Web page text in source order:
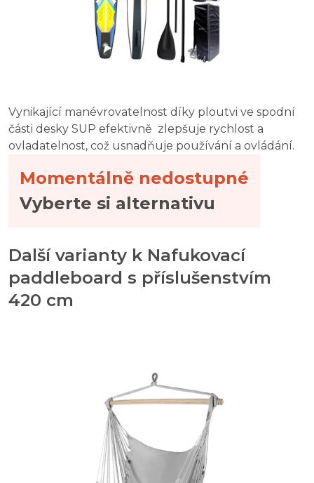
Vynikající manévrovatelnost díky ploutvi ve spodní
části desky SUP efektivně zlepšuje rychlost a
ovladatelnost, což usnadňuje používání a ovládání.
Momentálně nedostupné
Vyberte si alternativu
Další varianty k Nafukovací
paddleboard s příslušenstvím
420 cm